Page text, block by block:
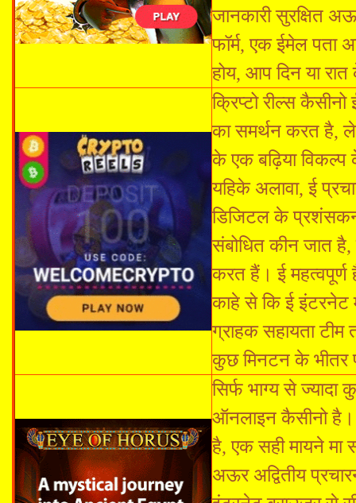
जानकारी सुरक्षित
फॉर्म, एक ईमेल पता
होय, आप दिन या
क्रिप्टो रील्स
का समर्थन करत है,
के एक बढ़िया
यहिके अलावा, ई
डिजिटल के प्रशंसकन
संबोधित कीन जात
करत हैं। ई
काहे से कि ई इंटरनेट
ग्राहक सहायता
कुछ मिनटन के भीतर
सिर्फ भाग्य से
ऑनलाइन कैसीनो है।
है, एक सही मायने मा
अऊर अद्वितीय